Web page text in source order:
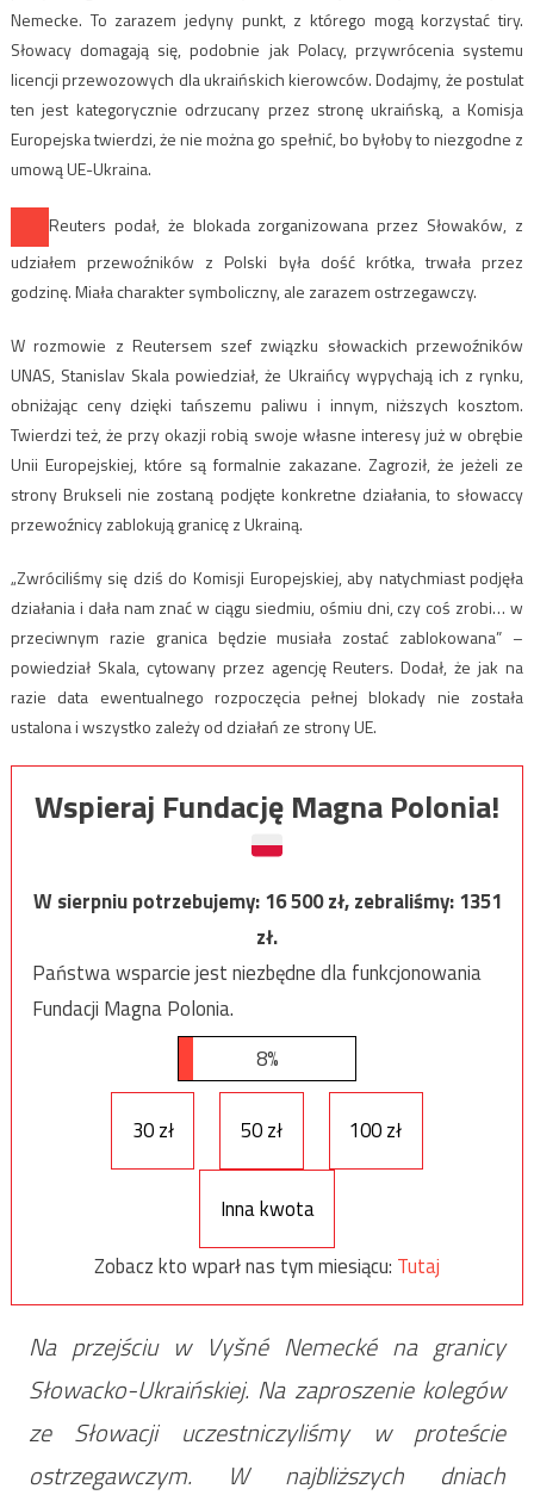
Nemecke. To zarazem jedyny punkt, z którego mogą korzystać tiry.
Słowacy domagają się, podobnie jak Polacy, przywrócenia systemu
licencji przewozowych dla ukraińskich kierowców. Dodajmy, że postulat
ten jest kategorycznie odrzucany przez stronę ukraińską, a Komisja
Europejska twierdzi, że nie można go spełnić, bo byłoby to niezgodne z
umową UE-Ukraina.
Reuters podał, że blokada zorganizowana przez Słowaków, z
udziałem przewoźników z Polski była dość krótka, trwała przez
godzinę. Miała charakter symboliczny, ale zarazem ostrzegawczy.
W rozmowie z Reutersem szef związku słowackich przewoźników
UNAS, Stanislav Skala powiedział, że Ukraińcy wypychają ich z rynku,
obniżając ceny dzięki tańszemu paliwu i innym, niższych kosztom.
Twierdzi też, że przy okazji robią swoje własne interesy już w obrębie
Unii Europejskiej, które są formalnie zakazane. Zagroził, że jeżeli ze
strony Brukseli nie zostaną podjęte konkretne działania, to słowaccy
przewoźnicy zablokują granicę z Ukrainą.
„Zwróciliśmy się dziś do Komisji Europejskiej, aby natychmiast podjęła
działania i dała nam znać w ciągu siedmiu, ośmiu dni, czy coś zrobi… w
przeciwnym razie granica będzie musiała zostać zablokowana” –
powiedział Skala, cytowany przez agencję Reuters. Dodał, że jak na
razie data ewentualnego rozpoczęcia pełnej blokady nie została
ustalona i wszystko zależy od działań ze strony UE.
Wspieraj Fundację Magna Polonia!
W sierpniu potrzebujemy:16 500zł, zebraliśmy:1351
zł.
Państwa wsparcie jest niezbędne dla funkcjonowania
Fundacji Magna Polonia.
8%
30 zł 50 zł 100 zł
Inna kwota
Zobacz kto wparł nas tym miesiącu: Tutaj
Na przejściu w Vyšné Nemecké na granicy
Słowacko-Ukraińskiej. Na zaproszenie kolegów
ze Słowacji uczestniczyliśmy w proteście
ostrzegawczym. W najbliższych dniach